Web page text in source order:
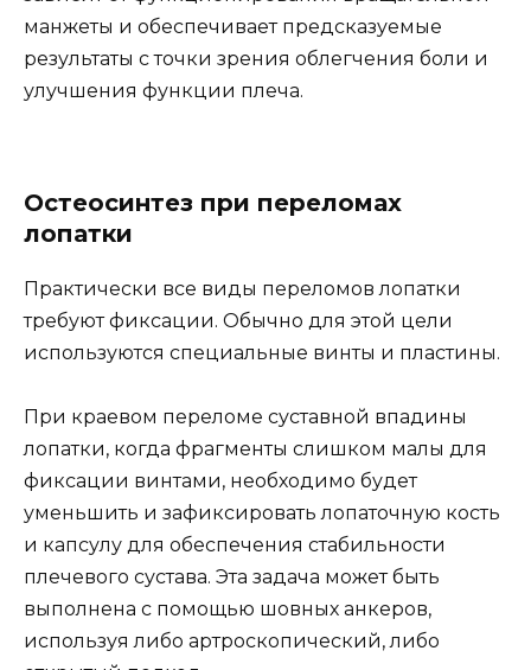
манжеты и обеспечивает предсказуемые
результаты с точки зрения облегчения боли и
улучшения функции плеча.
Остеосинтез при переломах
лопатки
Практически все виды переломов лопатки
требуют фиксации. Обычно для этой цели
используются специальные винты и пластины.
При краевом переломе суставной впадины
лопатки, когда фрагменты слишком малы для
фиксации винтами, необходимо будет
уменьшить и зафиксировать лопаточную кость
и капсулу для обеспечения стабильности
плечевого сустава. Эта задача может быть
выполнена с помощью шовных анкеров,
используя либо артроскопический, либо